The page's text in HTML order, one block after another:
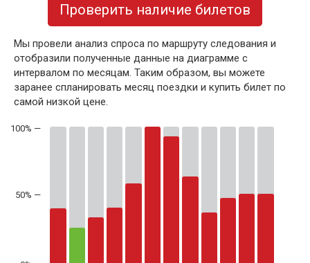
Проверить наличие билетов
Мы провели анализ спроса по маршруту следования и
отобразили полученные данные на диаграмме с
интервалом по месяцам. Таким образом, вы можете
заранее спланировать месяц поездки и купить билет по
самой низкой цене.
50% —